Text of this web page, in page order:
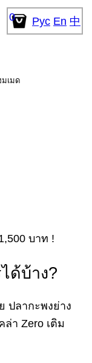
0 Рус En 中
เมด
บาท !
ด้บ้าง?
ปลากะพงย่าง
า Zero เติม